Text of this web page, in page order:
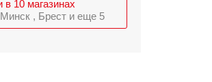
в 10 магазинах
Мозырь , Минск , Брест и еще 5